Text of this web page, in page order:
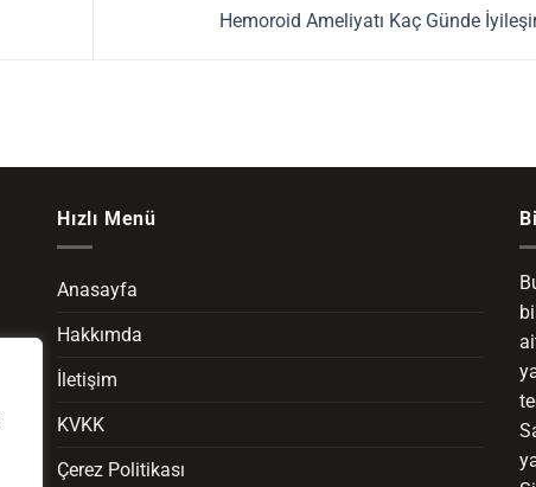
Hemoroid Ameliyatı Kaç Günde
Hızlı Menü
Anasayfa
Hakkımda
İletişim
KVKK
Çerez Politikası